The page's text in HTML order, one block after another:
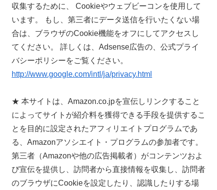
収集するために、 Cookieやウェブビーコンを使用して
います。 もし、第三者にデータ送信を行いたくない場
合は、ブラウザのCookie機能をオフにしてアクセスし
てください。 詳しくは、Adsense広告の、公式プライ
バシーポリシーをご覧ください。
http://www.google.com/intl/ja/privacy.html
★ 本サイトは、Amazon.co.jpを宣伝しリンクすること
によってサイトが紹介料を獲得できる手段を提供するこ
とを目的に設定されたアフィリエイトプログラムであ
る、Amazonアソシエイト・プログラムの参加者です。
第三者（Amazonや他の広告掲載者）がコンテンツおよ
び宣伝を提供し、訪問者から直接情報を収集し、訪問者
のブラウザにCookieを設定したり、認識したりする場